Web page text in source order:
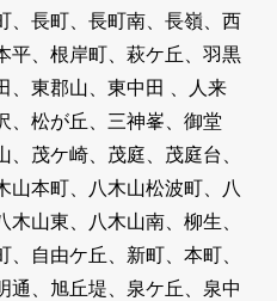
、長町、長町南、長嶺、西
平、根岸町、萩ケ丘、羽黒
、東郡山、東中田 、人来
、松が丘、三神峯、御堂
茂ケ崎、茂庭、茂庭台、
山本町、八木山松波町、八
山東、八木山南、柳生、
自由ケ丘、新町、本町、
通、旭丘堤、泉ケ丘、泉中